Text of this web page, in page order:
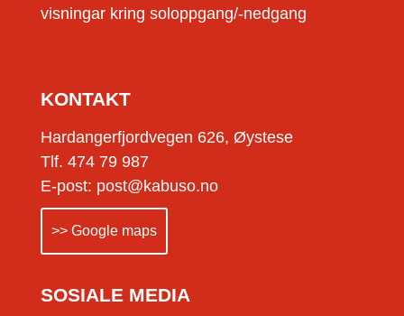
visningar kring soloppgang/-nedgang
KONTAKT
Hardangerfjordvegen 626, Øystese
Tlf. 474 79 987
E-post: post@kabuso.no
>> Google maps
SOSIALE MEDIA